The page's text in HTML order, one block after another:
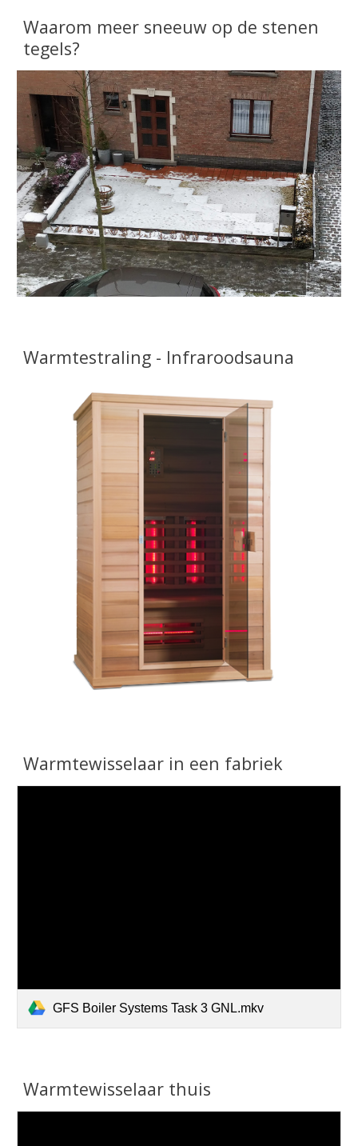
Waarom meer sneeuw op de stenen
tegels?
Warmtestraling - Infraroodsauna
Warmtewisselaar in een fabriek
GFS Boiler Systems Task 3 GNL.mkv
Warmtewisselaar thuis